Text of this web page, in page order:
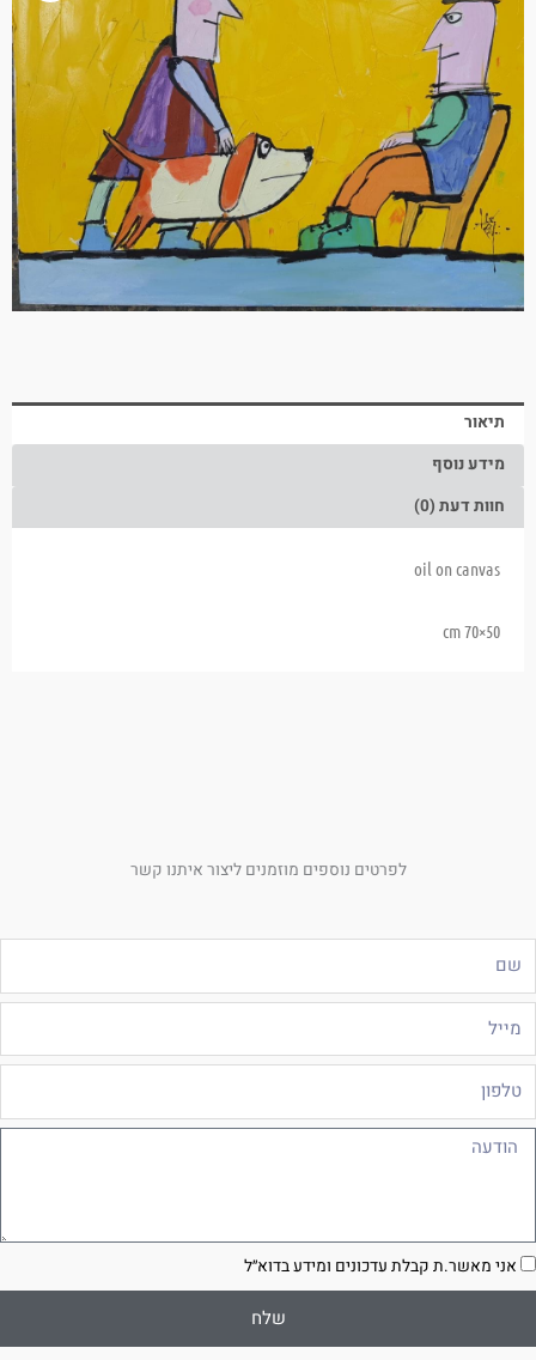
תיאור
מידע נוסף
חוות דעת (0)
oil on canvas
50×70 cm
לפרטים נוספים מוזמנים ליצור איתנו קשר
אני מאשר.ת קבלת עדכונים ומידע בדוא״ל
שלח